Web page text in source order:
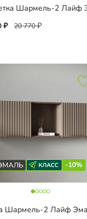
20 770
-10%